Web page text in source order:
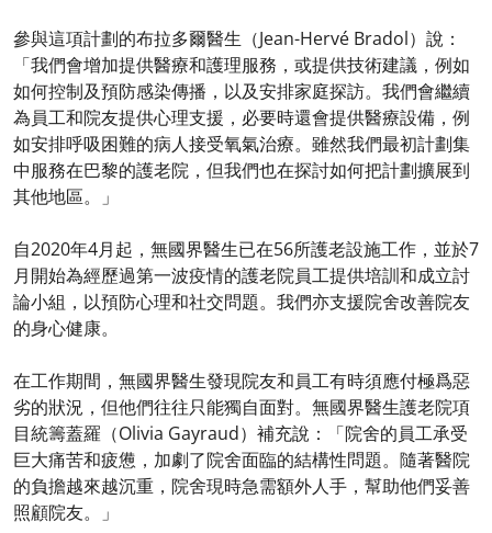
參與這項計劃的布拉多爾醫生（Jean-Hervé Bradol）說：
「我們會增加提供醫療和護理服務，或提供技術建議，例如
如何控制及預防感染傳播，以及安排家庭探訪。我們會繼續
為員工和院友提供心理支援，必要時還會提供醫療設備，例
如安排呼吸困難的病人接受氧氣治療。雖然我們最初計劃集
中服務在巴黎的護老院，但我們也在探討如何把計劃擴展到
其他地區。」
自2020年4月起，無國界醫生已在56所護老設施工作，並於7
月開始為經歷過第一波疫情的護老院員工提供培訓和成立討
論小組，以預防心理和社交問題。我們亦支援院舍改善院友
的身心健康。
在工作期間，無國界醫生發現院友和員工有時須應付極爲惡
劣的狀況，但他們往往只能獨自面對。無國界醫生護老院項
目統籌蓋羅（Olivia Gayraud）補充說：「院舍的員工承受
巨大痛苦和疲憊，加劇了院舍面臨的結構性問題。隨著醫院
的負擔越來越沉重，院舍現時急需額外人手，幫助他們妥善
照顧院友。」